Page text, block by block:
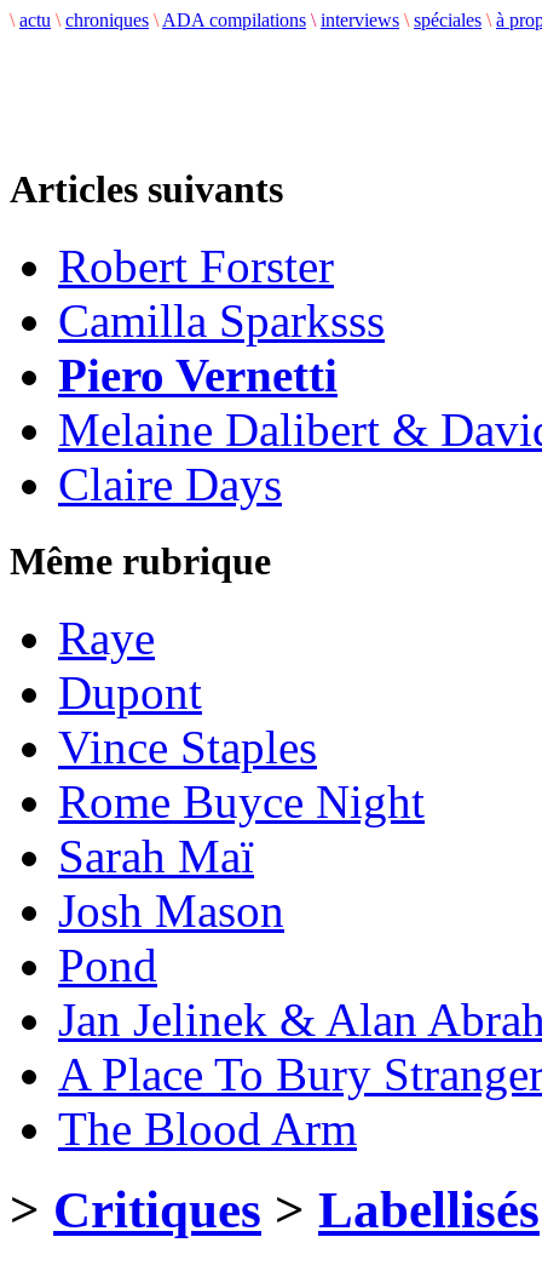
\ actu \ chroniques \ ADA compilations \ interviews \ spéciales \ à
Articles suivants
Robert Forster
Camilla Sparksss
Piero Vernetti
Melaine Dalibert &
Claire Days
Même rubrique
Raye
Dupont
Vince Staples
Rome Buyce Night
Sarah Maï
Josh Mason
Pond
Jan Jelinek & Alan
A Place To Bury
The Blood Arm
> Critiques > Labellisés